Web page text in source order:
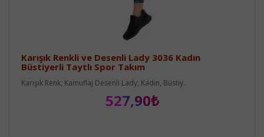
Karışık Renkli ve Desenli Lady 3036 Kadın
Büstiyerli Taytlı Spor Takım
Karışık Renk, Kamuflaj Desenli Lady, Kadın, Büstiy..
527,90₺